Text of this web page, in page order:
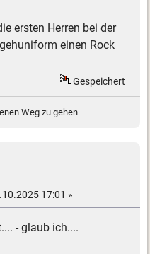
ersten Herren bei der
einen Rock
Gespeichert
Weg zu gehen
17:01 »
- glaub ich....